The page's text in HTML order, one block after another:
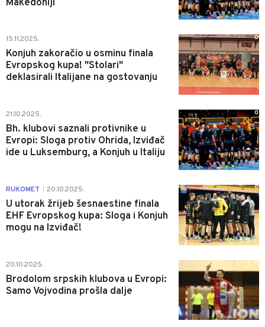
Makedoniji
15.11.2025.
Konjuh zakoračio u osminu finala
Evropskog kupa! "Stolari"
deklasirali Italijane na gostovanju
0
21.10.2025.
Bh. klubovi saznali protivnike u
Evropi: Sloga protiv Ohrida, Izviđač
ide u Luksemburg, a Konjuh u Italiju
0
RUKOMET 20.10.2025.
U utorak žrijeb šesnaestine finala
EHF Evropskog kupa: Sloga i Konjuh
mogu na Izviđač!
0
20.10.2025.
Brodolom srpskih klubova u Evropi:
Samo Vojvodina prošla dalje
0